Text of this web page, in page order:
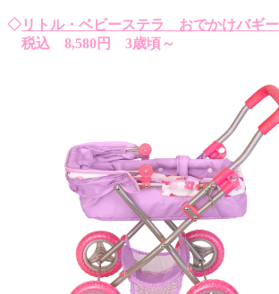
◇リトル・ベビーステラ おでかけバギー
税込 8,580円 3歳頃～